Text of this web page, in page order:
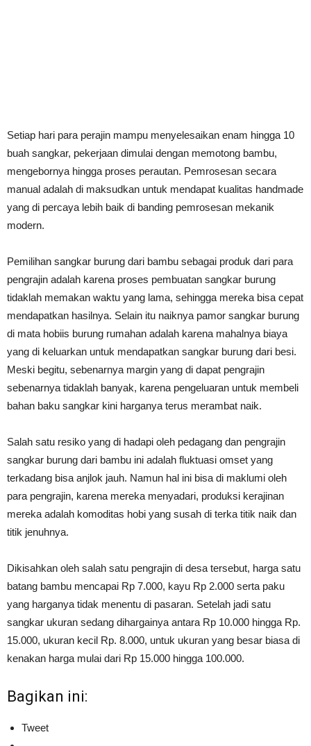
Setiap hari para perajin mampu menyelesaikan enam hingga 10
buah sangkar, pekerjaan dimulai dengan memotong bambu,
mengebornya hingga proses perautan. Pemrosesan secara
manual adalah di maksudkan untuk mendapat kualitas handmade
yang di percaya lebih baik di banding pemrosesan mekanik
modern.
Pemilihan sangkar burung dari bambu sebagai produk dari para
pengrajin adalah karena proses pembuatan sangkar burung
tidaklah memakan waktu yang lama, sehingga mereka bisa cepat
mendapatkan hasilnya. Selain itu naiknya pamor sangkar burung
di mata hobiis burung rumahan adalah karena mahalnya biaya
yang di keluarkan untuk mendapatkan sangkar burung dari besi.
Meski begitu, sebenarnya margin yang di dapat pengrajin
sebenarnya tidaklah banyak, karena pengeluaran untuk membeli
bahan baku sangkar kini harganya terus merambat naik.
Salah satu resiko yang di hadapi oleh pedagang dan pengrajin
sangkar burung dari bambu ini adalah fluktuasi omset yang
terkadang bisa anjlok jauh. Namun hal ini bisa di maklumi oleh
para pengrajin, karena mereka menyadari, produksi kerajinan
mereka adalah komoditas hobi yang susah di terka titik naik dan
titik jenuhnya.
Dikisahkan oleh salah satu pengrajin di desa tersebut, harga satu
batang bambu mencapai Rp 7.000, kayu Rp 2.000 serta paku
yang harganya tidak menentu di pasaran. Setelah jadi satu
sangkar ukuran sedang dihargainya antara Rp 10.000 hingga Rp.
15.000, ukuran kecil Rp. 8.000, untuk ukuran yang besar biasa di
kenakan harga mulai dari Rp 15.000 hingga 100.000.
Bagikan ini:
Tweet